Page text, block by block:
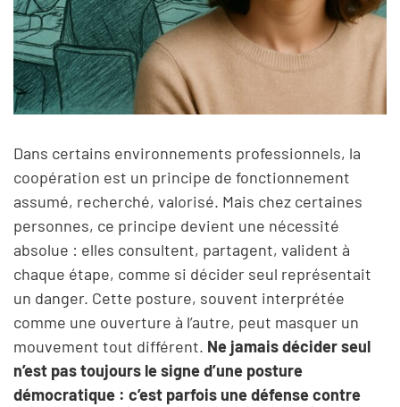
Dans certains environnements professionnels, la
coopération est un principe de fonctionnement
assumé, recherché, valorisé. Mais chez certaines
personnes, ce principe devient une nécessité
absolue : elles consultent, partagent, valident à
chaque étape, comme si décider seul représentait
un danger. Cette posture, souvent interprétée
comme une ouverture à l’autre, peut masquer un
mouvement tout différent. Ne jamais décider seul
n’est pas toujours le signe d’une posture
démocratique : c’est parfois une défense contre